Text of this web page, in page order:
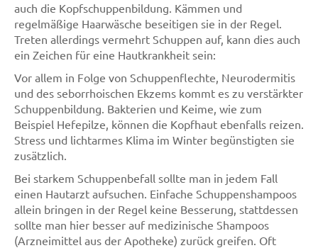
auch die Kopfschuppenbildung. Kämmen und
regelmäßige Haarwäsche beseitigen sie in der Regel.
Treten allerdings vermehrt Schuppen auf, kann dies auch
ein Zeichen für eine Hautkrankheit sein:
Vor allem in Folge von Schuppenflechte, Neurodermitis
und des seborrhoischen Ekzems kommt es zu verstärkter
Schuppenbildung. Bakterien und Keime, wie zum
Beispiel Hefepilze, können die Kopfhaut ebenfalls reizen.
Stress und lichtarmes Klima im Winter begünstigten sie
zusätzlich.
Bei starkem Schuppenbefall sollte man in jedem Fall
einen Hautarzt aufsuchen. Einfache Schuppenshampoos
allein bringen in der Regel keine Besserung, stattdessen
sollte man hier besser auf medizinische Shampoos
(Arzneimittel aus der Apotheke) zurück greifen. Oft